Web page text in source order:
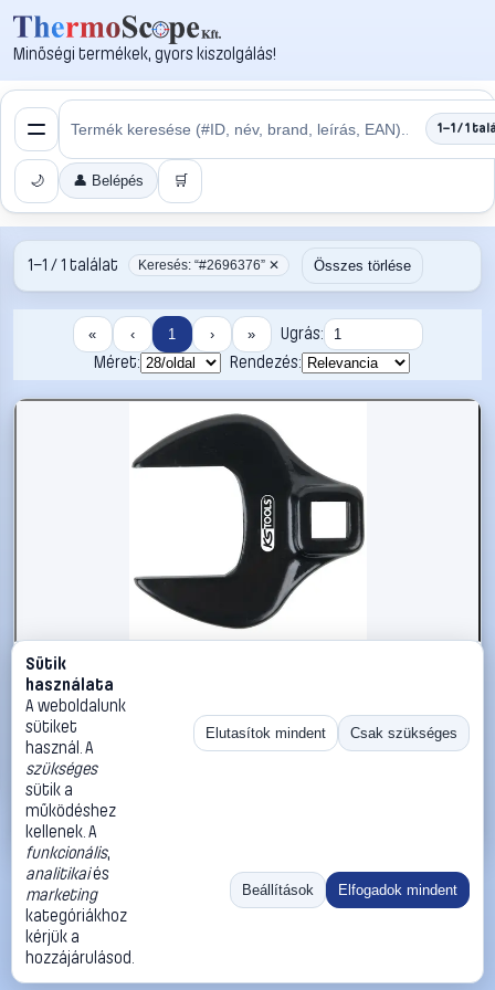
Minőségi termékek, gyors kiszolgálás!
1–1 / 1
🌙 👤 Belépés 🛒
1–1 / 1 találat Keresés: “#2696376” ✕ Összes törlése
« ‹ 1 › »
Ugrás:
Méret:
Rendezés:
#2696376
KS Tools 9131943 913.1943 Beszúrós villáskulcs
Kulcsszélesség (metrikus) 24 mm
KS Tools Egyoldalas villáskulcsok
5 990 Ft
Kosárba
«
Ugrás:
Méret:
Rendezés:
©2026
ThermoScope
ÁSZF
Cégbemutató
Sütik
használata
A weboldalunk
sütiket
használ. A
szükséges
sütik a
működéshez
kellenek. A
funkcionális,
analitikaiés
marketing
kategóriákhoz
kérjük a
hozzájárulásod.
Elutasítok mindent Csak szükséges
Beállítások Elfogadok mindent